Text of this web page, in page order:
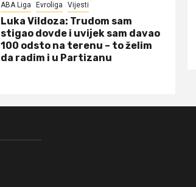
ABA Liga Evroliga Vijesti
Luka Vildoza: Trudom sam
stigao dovde i uvijek sam davao
100 odsto na terenu – to želim
da radim i u Partizanu